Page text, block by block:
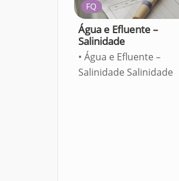
FQ
Água e Efluente –
Salinidade
• Água e Efluente –
Salinidade Salinidade